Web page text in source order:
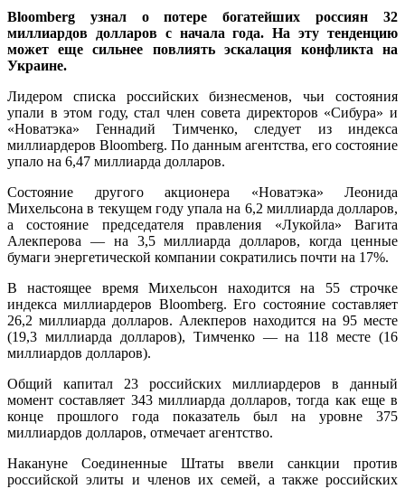
Bloomberg узнал о потере богатейших россиян 32
миллиардов долларов с начала года. На эту тенденцию
может еще сильнее повлиять эскалация конфликта на
Украине.
Лидером списка российских бизнесменов, чьи состояния
упали в этом году, стал член совета директоров «Сибура» и
«Новатэка» Геннадий Тимченко, следует из индекса
миллиардеров Bloomberg. По данным агентства, его состояние
упало на 6,47 миллиарда долларов.
Состояние другого акционера «Новатэка» Леонида
Михельсона в текущем году упала на 6,2 миллиарда долларов,
а состояние председателя правления «Лукойла» Вагита
Алекперова — на 3,5 миллиарда долларов, когда ценные
бумаги энергетической компании сократились почти на 17%.
В настоящее время Михельсон находится на 55 строчке
индекса миллиардеров Bloomberg. Его состояние составляет
26,2 миллиарда долларов. Алекперов находится на 95 месте
(19,3 миллиарда долларов), Тимченко — на 118 месте (16
миллиардов долларов).
Общий капитал 23 российских миллиардеров в данный
момент составляет 343 миллиарда долларов, тогда как еще в
конце прошлого года показатель был на уровне 375
миллиардов долларов, отмечает агентство.
Накануне Соединенные Штаты ввели санкции против
российской элиты и членов их семей, а также российских